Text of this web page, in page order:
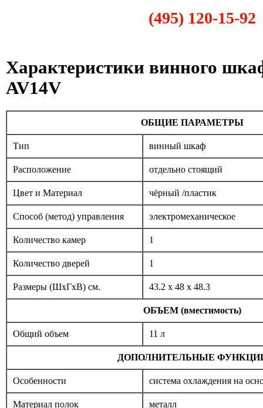
(495) 120-15-92
Характеристики винного
AV14V
ОБЩИЕ ПАРАМЕТРЫ
Тип винный шкаф
Расположение отдельно стоящий
Цвет и Материал чёрный /пластик
Способ (метод) управления электромеханическое
Количество камер 1
Количество дверей 1
Размеры (ШxГxВ) см. 43.2 x 48 x 48.3
ОБЪЕМ (вместимость)
Общий объем 11 л
ДОПОЛНИТЕЛЬНЫЕ
Особенности система охлаждения на
Материал полок металл